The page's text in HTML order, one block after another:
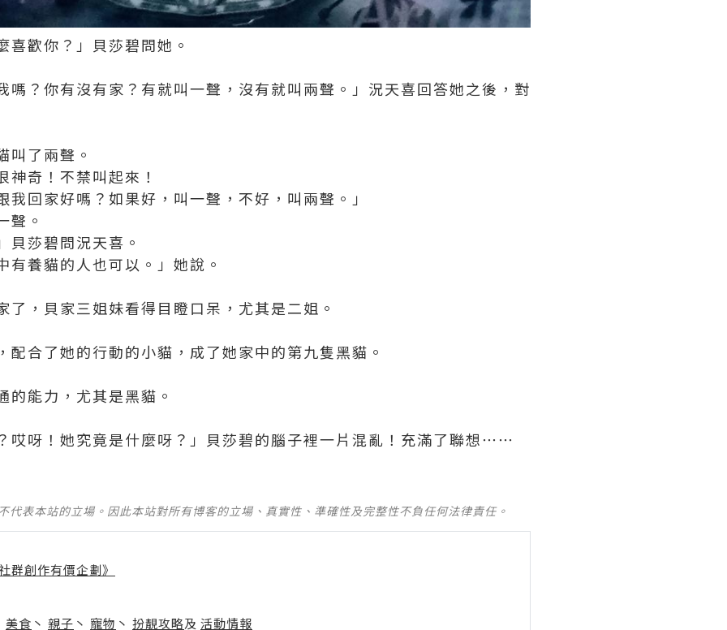
喜歡你？」貝莎碧問她。
嗎？你有沒有家？有就叫一聲，沒有就叫兩聲。」況天喜回答她之後，對
叫了兩聲。
奇！不禁叫起來！
我回家好嗎？如果好，叫一聲，不好，叫兩聲。」
聲。
貝莎碧問況天喜。
有養貓的人也可以。」她說。
了，貝家三姐妹看得目瞪口呆，尤其是二姐。
配合了她的行動的小貓，成了她家中的第九隻黑貓。
的能力，尤其是黑貓。
哎呀！她究竟是什麼呀？」貝莎碧的腦子裡一片混亂！充滿了聯想⋯⋯
代表本站的立場。因此本站對所有博客的立場、真實性、準確性及完整性不負任何法律責任。
群創作有價企劃》
美食 丶 親子 丶 寵物 丶 扮靚攻略及 活動情報